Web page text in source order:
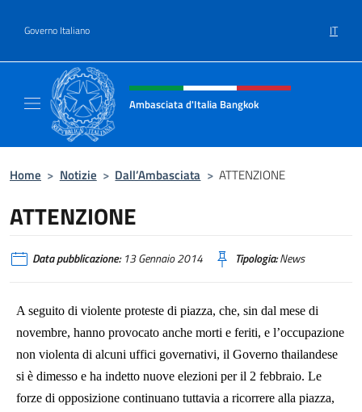
Governo Italiano IT
Intestazione sito, social e menù
Ambasciata d'Italia Bangkok
Home > Notizie > Dall’Ambasciata > ATTENZIONE
ATTENZIONE
Data pubblicazione:13 Gennaio 2014 Tipologia:News
A seguito di violente proteste di piazza, che, sin dal mese di
novembre, hanno provocato anche morti e feriti, e l’occupazione
non violenta di alcuni uffici governativi, il Governo thailandese
si è dimesso e ha indetto nuove elezioni per il 2 febbraio. Le
forze di opposizione continuano tuttavia a ricorrere alla piazza,